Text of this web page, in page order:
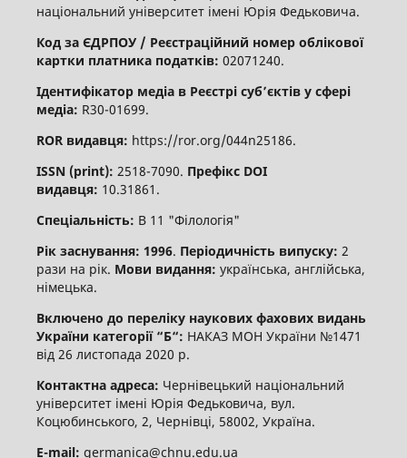
національний університет імені Юрія Федьковича.
Код за ЄДРПОУ / Реєстраційний номер облікової
картки платника податків: 02071240.
Ідентифікатор медіа в Реєстрі суб’єктів у сфері
медіа: R30-01699.
ROR видавця: https://ror.org/044n25186.
ISSN (print): 2518-7090. Префікс DOI
видавця: 10.31861.
Спеціальність: В 11 "Філологія"
Рік заснування: 1996. Періодичність випуску: 2
рази на рік. Мови видання: українська, англійська,
німецька.
Включено до переліку наукових фахових видань
України категорії “Б“: НАКАЗ МОН України №1471
від 26 листопада 2020 р.
Контактна адреса: Чернівецький національний
університет імені Юрія Федьковича, вул.
Коцюбинського, 2, Чернівці, 58002, Україна.
E-mail: germanica@chnu.edu.ua